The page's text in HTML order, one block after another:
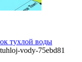
тухлой воды
vody-75ebd81